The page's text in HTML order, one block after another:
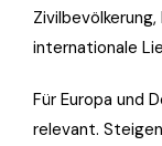
internationale
Für Europa und
relevant.